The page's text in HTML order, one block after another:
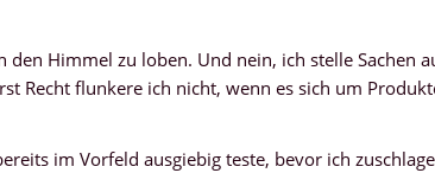
Himmel zu loben. Und nein, ich stelle Sachen
Recht flunkere ich nicht, wenn es sich um
im Vorfeld ausgiebig teste, bevor ich